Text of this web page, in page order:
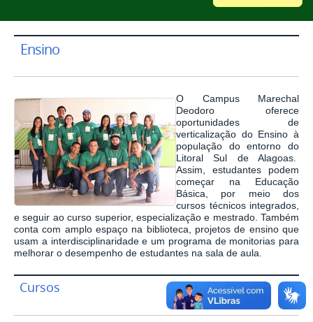
Ensino
O Campus Marechal
Deodoro oferece
oportunidades de
verticalização do Ensino à
população do entorno do
Litoral Sul de Alagoas.
Assim, estudantes podem
começar na Educação
Básica, por meio dos
cursos técnicos integrados,
e seguir ao curso superior, especialização e mestrado. Também
conta com amplo espaço na biblioteca, projetos de ensino que
usam a interdisciplinaridade e um programa de monitorias para
melhorar o desempenho de estudantes na sala de aula.
Cursos